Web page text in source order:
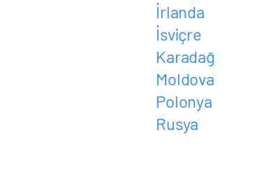
İrlanda
İsviçre
Karadağ
Moldova
Polonya
Rusya